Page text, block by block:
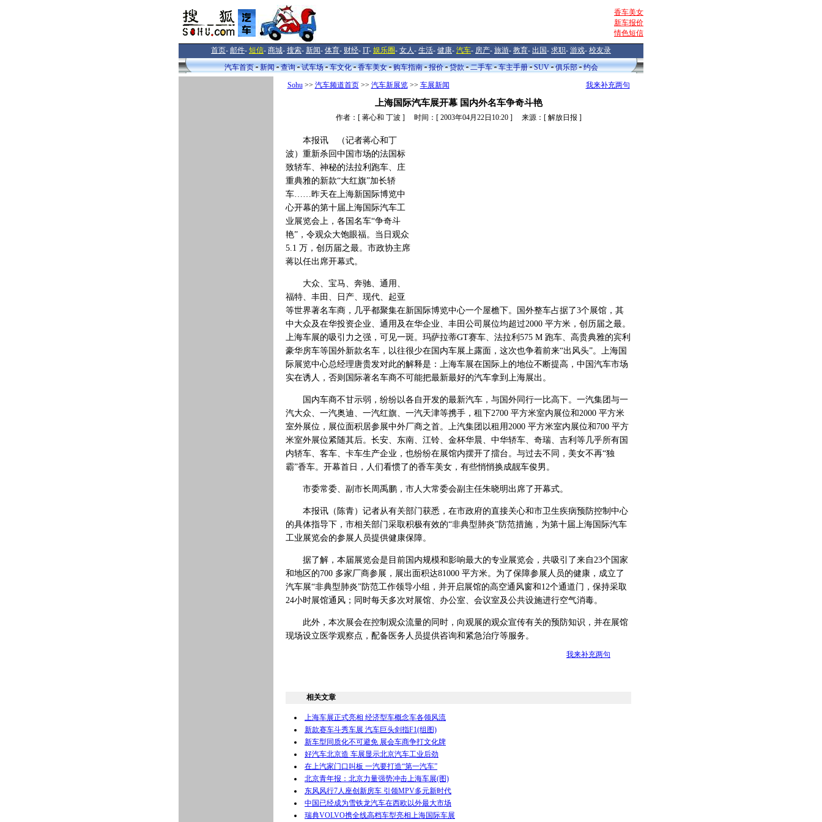
香车美女
新车报价
情色短信
首页- 邮件- 短信- 商城- 搜索- 新闻- 体育- 财经- IT- 娱乐圈- 女人- 生活- 健康- 汽车- 房产- 旅游- 教育- 出国- 求职- 游戏- 校友录
汽车首页
新闻 查询 试车场 车文化 香车美女 购车指南 报价 贷款 二手车 车主手册 SUV 俱乐部 约会
Sohu>> 汽车频道首页>> 汽车新展览>> 车展新闻 我来补充两句
上海国际汽车展开幕 国内外名车争奇斗艳
作者：[ 蒋心和 丁波 ] 时间：[ 2003年04月22日10:20 ] 来源：[ 解放日报 ]
本报讯 （记者蒋心和丁
波）重新杀回中国市场的法国标
致轿车、神秘的法拉利跑车、庄
重典雅的新款“大红旗”加长轿
车……昨天在上海新国际博览中
心开幕的第十届上海国际汽车工
业展览会上，各国名车“争奇斗
艳”，令观众大饱眼福。当日观众
5.1 万，创历届之最。市政协主席
蒋以任出席开幕式。
大众、宝马、奔驰、通用、
福特、丰田、日产、现代、起亚
等世界著名车商，几乎都聚集在新国际博览中心一个屋檐下。国外整车占据了3个展馆，其
中大众及在华投资企业、通用及在华企业、丰田公司展位均超过2000 平方米，创历届之最。
上海车展的吸引力之强，可见一斑。玛萨拉蒂GT赛车、法拉利575 M 跑车、高贵典雅的宾利
豪华房车等国外新款名车，以往很少在国内车展上露面，这次也争着前来“出风头”。上海国
际展览中心总经理唐贵发对此的解释是：上海车展在国际上的地位不断提高，中国汽车市场
实在诱人，否则国际著名车商不可能把最新最好的汽车拿到上海展出。
国内车商不甘示弱，纷纷以各自开发的最新汽车，与国外同行一比高下。一汽集团与一
汽大众、一汽奥迪、一汽红旗、一汽天津等携手，租下2700 平方米室内展位和2000 平方米
室外展位，展位面积居参展中外厂商之首。上汽集团以租用2000 平方米室内展位和700 平方
米室外展位紧随其后。长安、东南、江铃、金杯华晨、中华轿车、奇瑞、吉利等几乎所有国
内轿车、客车、卡车生产企业，也纷纷在展馆内摆开了擂台。与过去不同，美女不再“独
霸”香车。开幕首日，人们看惯了的香车美女，有些悄悄换成靓车俊男。
市委常委、副市长周禹鹏，市人大常委会副主任朱晓明出席了开幕式。
本报讯（陈青）记者从有关部门获悉，在市政府的直接关心和市卫生疾病预防控制中心
的具体指导下，市相关部门采取积极有效的“非典型肺炎”防范措施，为第十届上海国际汽车
工业展览会的参展人员提供健康保障。
据了解，本届展览会是目前国内规模和影响最大的专业展览会，共吸引了来自23个国家
和地区的700 多家厂商参展，展出面积达81000 平方米。为了保障参展人员的健康，成立了
汽车展“非典型肺炎”防范工作领导小组，并开启展馆的高空通风窗和12个通道门，保持采取
24小时展馆通风；同时每天多次对展馆、办公室、会议室及公共设施进行空气消毒。
此外，本次展会在控制观众流量的同时，向观展的观众宣传有关的预防知识，并在展馆
现场设立医学观察点，配备医务人员提供咨询和紧急治疗等服务。
我来补充两句
相关文章
上海车展正式亮相 经济型车概念车各领风流
新款赛车斗秀车展 汽车巨头剑指F1(组图)
新车型同质化不可避免 展会车商争打文化牌
好汽车北京造 车展显示北京汽车工业后劲
在上汽家门口叫板 一汽要打造“第一汽车”
北京青年报：北京力量强势冲击上海车展(图)
东风风行7人座创新房车 引领MPV多元新时代
中国已经成为雪铁龙汽车在西欧以外最大市场
瑞典VOLVO携全线高档车型亮相上海国际车展